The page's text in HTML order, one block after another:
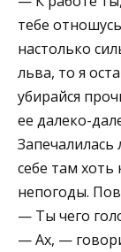
тебе
настолько
льва, то я
убирайся
ее далеко-
себе там
непогоды.
— Ты чего
— Ах, —